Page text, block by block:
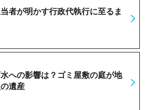
者が明かす行政代執行に至るま
への影響は？ゴミ屋敷の庭が地
遺産